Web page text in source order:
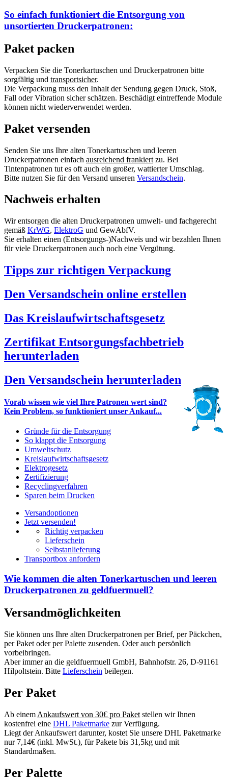
So einfach funktioniert die Entsorgung von
unsortierten Druckerpatronen:
Paket packen
Verpacken Sie die Tonerkartuschen und Druckerpatronen bitte
sorgfältig und transportsicher.
Die Verpackung muss den Inhalt der Sendung gegen Druck, Stoß,
Fall oder Vibration sicher schätzen. Beschädigt eintreffende Module
können nicht wiederverwendet werden.
Paket versenden
Senden Sie uns Ihre alten Tonerkartuschen und leeren
Druckerpatronen einfach ausreichend frankiert zu. Bei
Tintenpatronen tut es oft auch ein großer, wattierter Umschlag.
Bitte nutzen Sie für den Versand unseren Versandschein.
Nachweis erhalten
Wir entsorgen die alten Druckerpatronen umwelt- und fachgerecht
gemäß KrWG, ElektroG und GewAbfV.
Sie erhalten einen (Entsorgungs-)Nachweis und wir bezahlen Ihnen
für viele Druckerpatronen auch noch eine Vergütung.
Tipps zur richtigen Verpackung
Den Versandschein online erstellen
Das Kreislaufwirtschaftsgesetz
Zertifikat Entsorgungsfachbetrieb
herunterladen
Den Versandschein herunterladen
Vorab wissen wie viel Ihre Patronen wert sind?
Kein Problem, so funktioniert unser Ankauf...
Gründe für die Entsorgung
So klappt die Entsorgung
Umweltschutz
Kreislaufwirtschaftsgesetz
Elektrogesetz
Zertifizierung
Recyclingverfahren
Sparen beim Drucken
Versandoptionen
Jetzt versenden!
Richtig verpacken
Lieferschein
Selbstanlieferung
Transportbox anfordern
Wie kommen die alten Tonerkartuschen und leeren
Druckerpatronen zu geldfuermuell?
Versandmöglichkeiten
Sie können uns Ihre alten Druckerpatronen per Brief, per Päckchen,
per Paket oder per Palette zusenden. Oder auch persönlich
vorbeibringen.
Aber immer an die geldfuermuell GmbH, Bahnhofstr. 26, D-91161
Hilpoltstein. Bitte Lieferschein beilegen.
Per Paket
Ab einem Ankaufswert von 30€ pro Paket stellen wir Ihnen
kostenfrei eine DHL Paketmarke zur Verfügung.
Liegt der Ankaufswert darunter, kostet Sie unsere DHL Paketmarke
nur 7,14€ (inkl. MwSt.), für Pakete bis 31,5kg und mit
Standardmaßen.
Per Palette